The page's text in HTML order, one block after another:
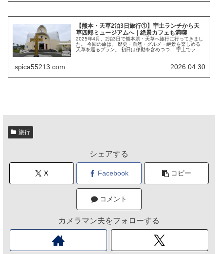
【熊本・天草2泊3日旅行①】宇土ランチから天
草四郎ミュージアムへ｜絶景カフェも満喫
2025年4月、2泊3日で熊本県・天草へ旅行に行ってきまし
た。 今回の旅は、 歴史・自然・グルメ・絶景を楽しめる
天草を巡るプラン。 初日は移動を含めつつ、 宇土でラン
spica55213.com 2026.04.30
旅行
シェアする
X Facebook コピー
コメント
カメラマン夫をフォローする